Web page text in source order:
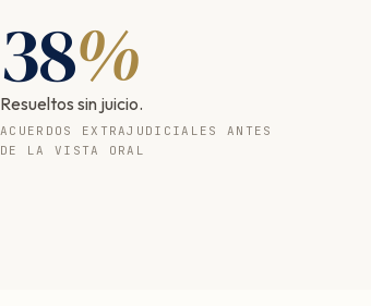
38%
Resueltos sin juicio.
ACUERDOS EXTRAJUDICIALES ANTES
DE LA VISTA ORAL